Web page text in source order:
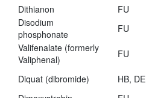
Dithianon
FU
Disodium
phosphonate
FU
Valifenalate (formerly
Valiphenal)
FU
Diquat (dibromide) HB, DE